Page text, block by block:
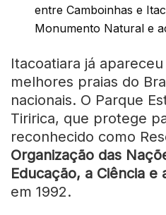
entre Camboinhas e
Monumento Natural e
Itacoatiara já apareceu
melhores praias do
nacionais. O Parque
Tiririca, que protege
reconhecido como
Organização das
Educação, a Ciência e
em 1992.